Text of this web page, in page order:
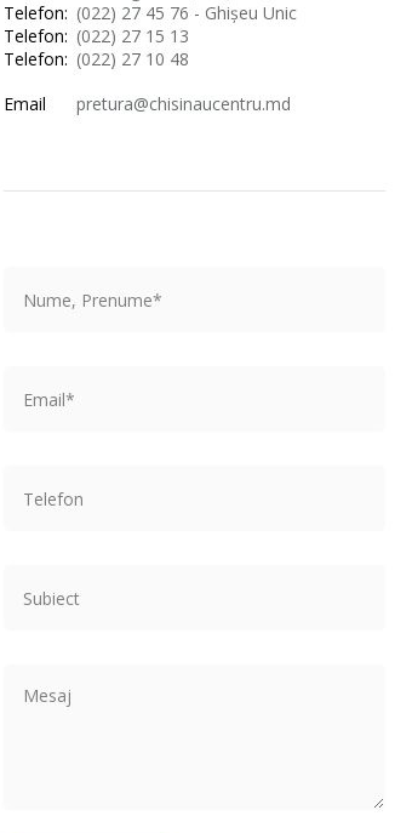
Telefon: (022) 27 45 76 - Ghișeu Unic
Telefon: (022) 27 15 13
Telefon: (022) 27 10 48
Email
pretura@chisinaucentru.md